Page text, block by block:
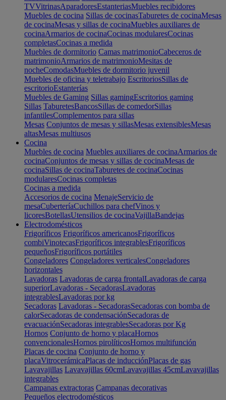
TVVitrinasAparadoresEstanteriasMuebles recibidores
Muebles de cocina Sillas de cocinasTaburetes de cocinaMesas
de cocinaMesas y sillas de cocinaMuebles auxiliares de
cocinaArmarios de cocinaCocinas modularesCocinas
completasCocinas a medida
Muebles de dormitorio Camas matrimonioCabeceros de
matrimonioArmarios de matrimonioMesitas de
nocheComodasMuebles de dormitorio juvenil
Muebles de oficina y teletrabajo EscritoriosSillas de
escritorioEstanterías
Muebles de Gaming Sillas gamingEscritorios gaming
Sillas TaburetesBancosSillas de comedorSillas
infantilesComplementos para sillas
Mesas Conjuntos de mesas y sillasMesas extensiblesMesas
altasMesas multiusos
Cocina
Muebles de cocina Muebles auxiliares de cocinaArmarios de
cocinaConjuntos de mesas y sillas de cocinaMesas de
cocinaSillas de cocinaTaburetes de cocinaCocinas
modularesCocinas completas
Cocinas a medida
Accesorios de cocina MenajeServicio de
mesaCuberteríaCuchillos para chefVinos y
licoresBotellasUtensilios de cocinaVajillaBandejas
Electrodomésticos
Frigoríficos Frigoríficos americanosFrigoríficos
combiVinotecasFrigoríficos integrablesFrigoríficos
pequeñosFrigoríficos portátiles
Congeladores Congeladores verticalesCongeladores
horizontales
Lavadoras Lavadoras de carga frontalLavadoras de carga
superiorLavadoras - SecadorasLavadoras
integrablesLavadoras por kg
Secadoras Lavadoras - SecadorasSecadoras con bomba de
calorSecadoras de condensaciónSecadoras de
evacuaciónSecadoras integrablesSecadoras por Kg
Hornos Conjunto de horno y placaHornos
convencionalesHornos pirolíticosHornos multifunción
Placas de cocina Conjunto de horno y
placaVitrocerámicaPlacas de inducciónPlacas de gas
Lavavajillas Lavavajillas 60cmLavavajillas 45cmLavavajillas
integrables
Campanas extractoras Campanas decorativas
Pequeños electrodomésticos